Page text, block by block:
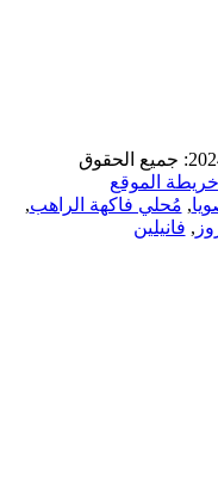
© حقوق الطبع والنشر - 2010-2024: جميع الحقوق
خريطة الموقع
, مُحلي فاكهة الراهب,
, فانيلين